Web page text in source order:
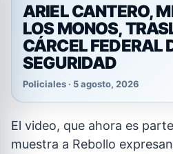
ARIEL CANTERO,
LOS MONOS,
CÁRCEL FEDERAL
SEGURIDAD
Policiales · 5 agosto, 2026
El video, que ahora es
muestra a Rebollo